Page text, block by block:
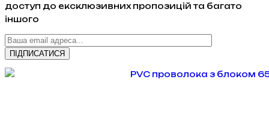
доступ до ексклюзивних пропозицій та багато
іншого